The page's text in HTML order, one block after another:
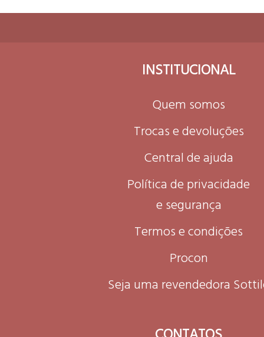
INSTITUCIONAL
Quem somos
Trocas e devoluções
Central de ajuda
Política de privacidade
e segurança
Termos e condições
Procon
Seja uma revendedora